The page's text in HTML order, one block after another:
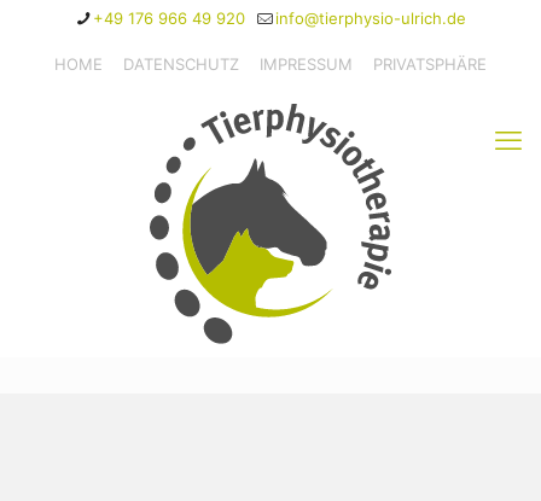
+49 176 966 49 920 info@tierphysio-ulrich.de
HOME DATENSCHUTZ IMPRESSUM PRIVATSPHÄRE